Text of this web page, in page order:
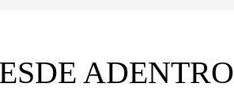
ADENTRO